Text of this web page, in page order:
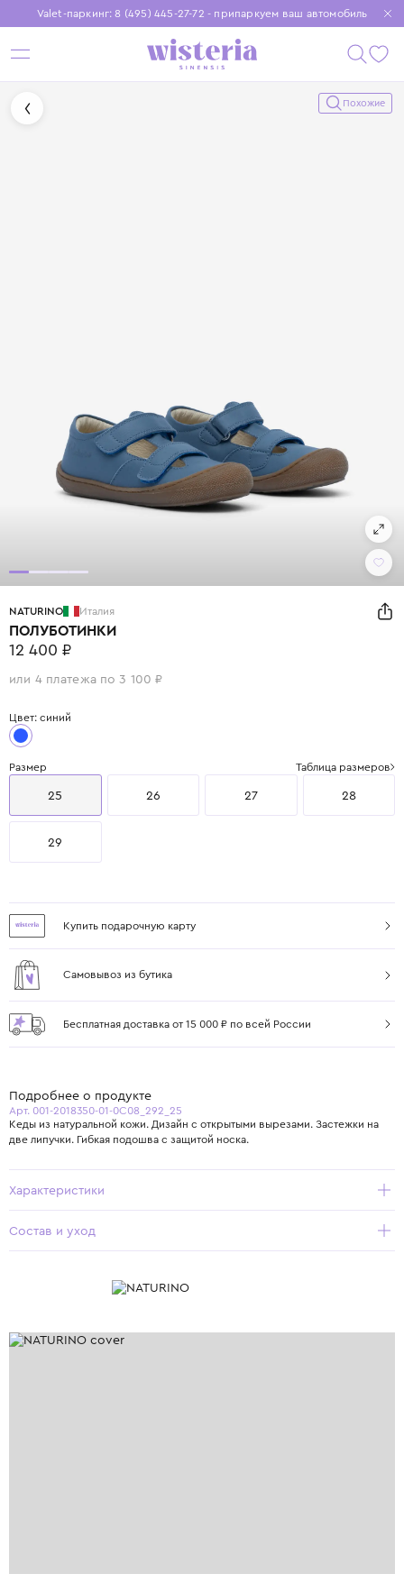
Valet-паркинг: 8 (495) 445-27-72 - припаркуем ваш автомобиль
Бесплатная доставка при заказе от 15 000 ₽
Установите приложение, чтобы покупки были еще удобнее
Похожие
NATURINO Италия
ПОЛУБОТИНКИ
12 400 ₽
или 4 платежа по 3 100 ₽
Цвет: синий
Размер Таблица размеров
25 26 27 28
29
Купить подарочную карту
Самовывоз из бутика
Бесплатная доставка от 15 000 ₽ по всей России
Подробнее о продукте
Арт. 001-2018350-01-0C08_292_25
Кеды из натуральной кожи. Дизайн с открытыми вырезами. Застежки на
две липучки. Гибкая подошва с защитой носка.
Характеристики
Состав и уход